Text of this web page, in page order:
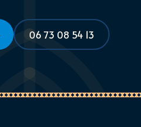
06 73 08 54 13